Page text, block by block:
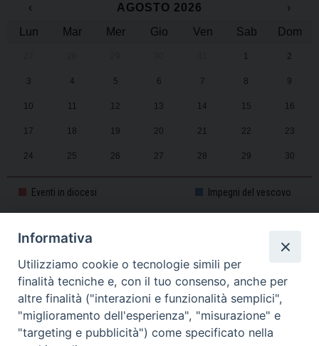
‹ AGOSTO 2026
›
Lun
Mar Mer Gio Ven Sab Dom
1 2
3 4 5 6 7 8 9
10 11 12 13 14 15 16
17 18 19 20 21 22 23
24 25 26 27 28 29 30
31 1 2 3 4 5 6
Eventi in diocesi Impegni del vescovo
CALENDARIO PASTORALE 2025-2026
Informativa
Utilizziamo cookie o tecnologie simili per
finalità tecniche e, con il tuo consenso, anche per
altre finalità ("interazioni e funzionalità semplici",
"miglioramento dell'esperienza", "misurazione" e
"targeting e pubblicità") come specificato nella